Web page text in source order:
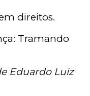
direitos.
Tramando
Eduardo Luiz